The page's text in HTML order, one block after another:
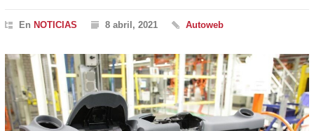
En NOTICIAS 8 abril, 2021 Autoweb